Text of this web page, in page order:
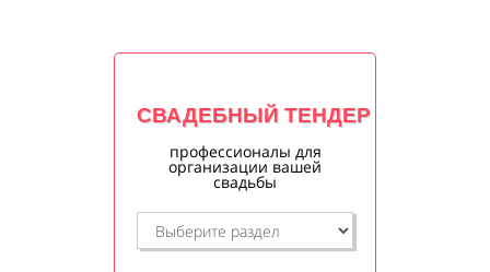
СВАДЕБНЫЙ ТЕНДЕР
профессионалы для
организации вашей
свадьбы